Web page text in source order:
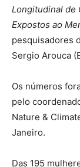
Longitudinal de
Expostos ao
pesquisadores
Sergio Arouca
Os números
pelo
Nature &
Janeiro.
Das 195